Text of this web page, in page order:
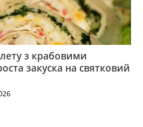
з крабовими
закуска на святковий